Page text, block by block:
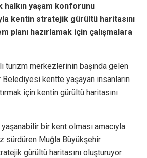
yaşam konforunu
kentin stratejik gürültü haritasını
planı hazırlamak için çalışmalara
turizm merkezlerinin başında gelen
Belediyesi kentte yaşayan insanların
için kentin gürültü haritasını
yaşanabilir bir kent olması amacıyla
sürdüren Muğla Büyükşehir
gürültü haritasını oluşturuyor.